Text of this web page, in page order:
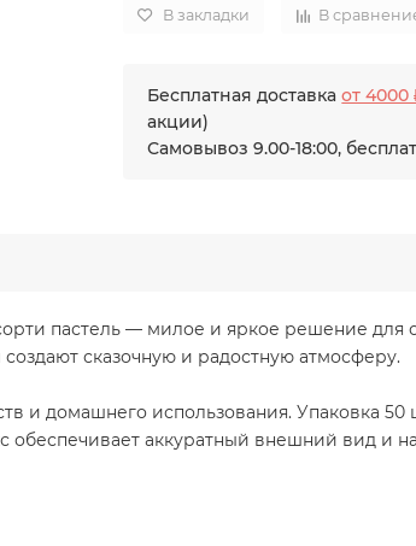
В закладки В
Бесплатная доставкаот 4000
акции)
Самовывоз 9.00-18:00,
пастель — милое и яркое решение для
сказочную и радостную атмосферу.
и домашнего использования. Упаковка
обеспечивает аккуратный внешний вид и